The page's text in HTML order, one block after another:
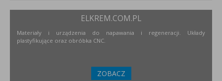
ELKREM.COM.PL
Materiały i urządzenia do napawania i regeneracji. Układy
plastyfikujące oraz obróbka CNC.
ZOBACZ